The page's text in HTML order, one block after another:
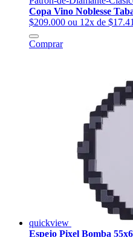
Copa Vino Noblesse
$209.000 ou 12x de
Comprar
quickview
Espejo Pixel Bomba